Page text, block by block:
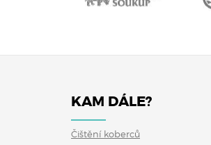
KAM DÁLE?
Čištění koberců